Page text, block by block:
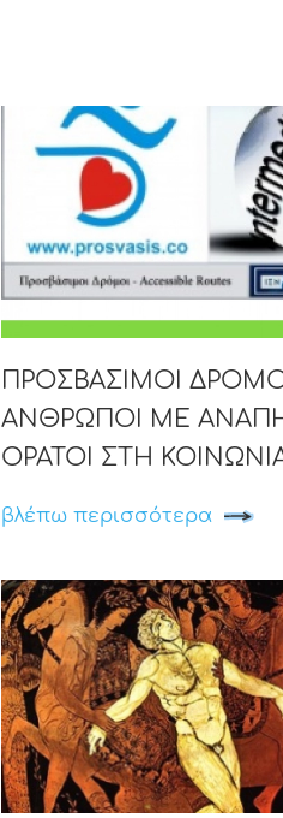
ΠΡΟΣΒΑΣΙΜΟΙ
ΑΝΘΡΩΠΟΙ ΜΕ
ΟΡΑΤΟΙ ΣΤΗ
βλέπω περισσότερα